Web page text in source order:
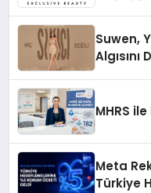
Suwen,
MHRS
Meta
Türkiye